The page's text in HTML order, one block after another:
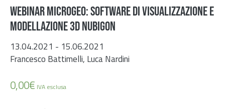
WEBINAR MICROGEO: SOFTWARE DI VISUALIZZAZIONE E
MODELLAZIONE 3D NUBIGON
13.04.2021 - 15.06.2021
Francesco Battimelli, Luca Nardini
0,00€ IVA esclusa